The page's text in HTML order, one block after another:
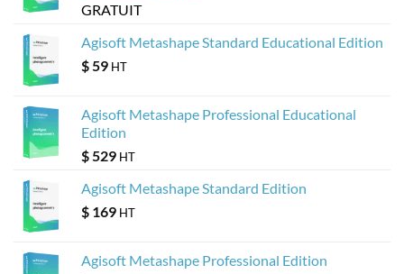
GRATUIT
Agisoft Metashape Standard Educational Edition
$59 HT
Agisoft Metashape Professional Educational
Edition
$529 HT
Agisoft Metashape Standard Edition
$ 169 HT
Agisoft Metashape Professional Edition